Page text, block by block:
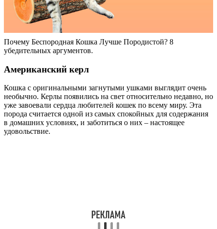
Почему Беспородная Кошка Лучше Породистой? 8
убедительных аргументов.
Американский керл
Кошка с оригинальными загнутыми ушками выглядит очень
необычно. Керлы появились на свет относительно недавно, но
уже завоевали сердца любителей кошек по всему миру. Эта
порода считается одной из самых спокойных для содержания
в домашних условиях, и заботиться о них – настоящее
удовольствие.